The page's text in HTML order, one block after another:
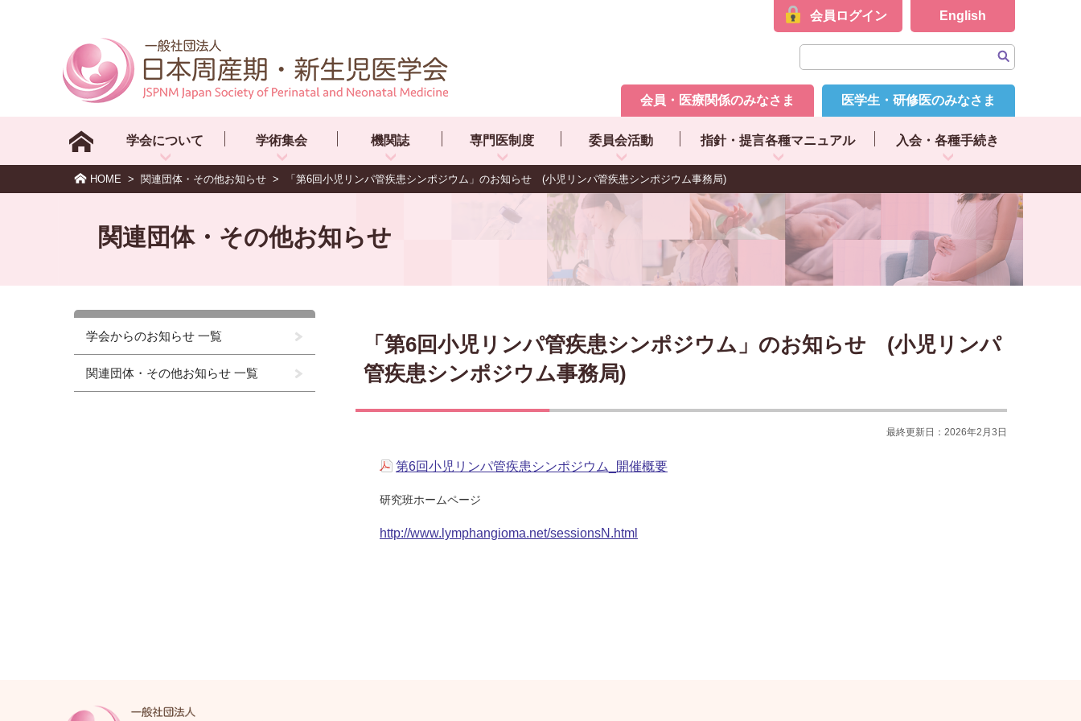
会員ログイン English
会員・医療関係のみなさま 医学生・研修医のみなさま
学会について 学術集会 機関誌 専門医制度 委員会活動 指針・提言各種マニュアル 入会・各種手続き
HOME > 関連団体・その他お知らせ > 「第6回小児リンパ管疾患シンポジウム」のお知らせ (小児リンパ管疾患シンポジウム事務局)
関連団体・その他お知らせ
学会からのお知らせ 一覧
関連団体・その他お知らせ 一覧
「第6回小児リンパ管疾患シンポジウム」のお知らせ (小児リンパ
管疾患シンポジウム事務局)
最終更新日：2026年2月3日
第6回小児リンパ管疾患シンポジウム_開催概要
研究班ホームページ
http://www.lymphangioma.net/sessionsN.html